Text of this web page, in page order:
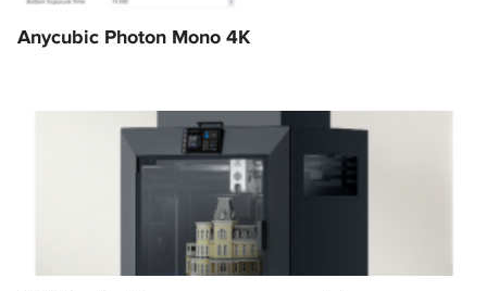
Anycubic Photon Mono 4K